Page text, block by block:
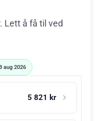
Lett å få til ved
aug 2026
5 821 kr